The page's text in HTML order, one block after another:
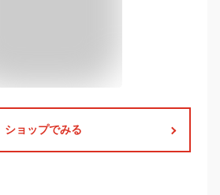
ショップでみる